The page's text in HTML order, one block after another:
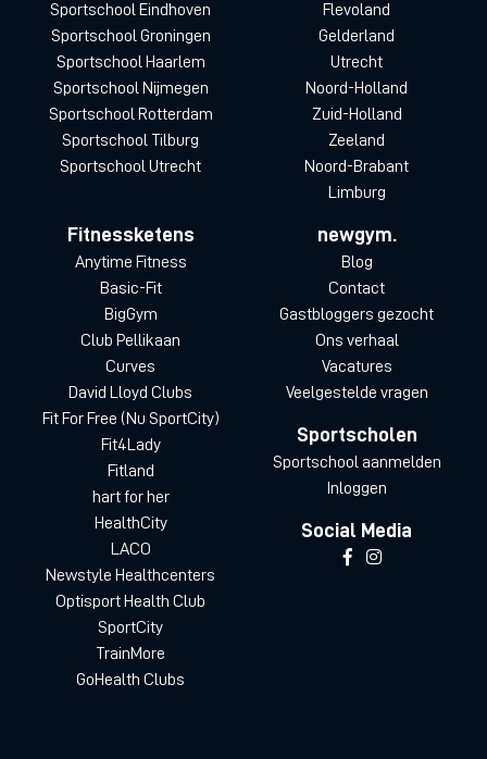
Sportschool Eindhoven
Sportschool Groningen
Sportschool Haarlem
Sportschool Nijmegen
Sportschool Rotterdam
Sportschool Tilburg
Sportschool Utrecht
Flevoland
Gelderland
Utrecht
Noord-Holland
Zuid-Holland
Zeeland
Noord-Brabant
Limburg
Fitnessketens
Anytime Fitness
Basic-Fit
BigGym
Club Pellikaan
Curves
David Lloyd Clubs
Fit For Free (Nu SportCity)
Fit4Lady
Fitland
hart for her
HealthCity
LACO
Newstyle Healthcenters
Optisport Health Club
SportCity
TrainMore
GoHealth Clubs
newgym.
Blog
Contact
Gastbloggers gezocht
Ons verhaal
Vacatures
Veelgestelde vragen
Sportscholen
Sportschool aanmelden
Inloggen
Social Media